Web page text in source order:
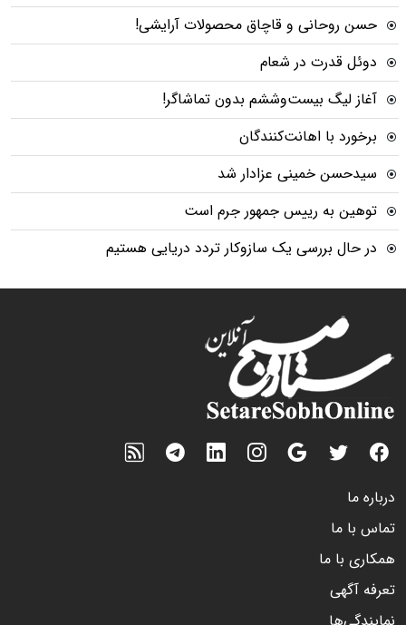
حسن روحانی و قاچاق محصولات آرایشی!
دوئل قدرت در شعام
آغاز لیگ بیست‌وششم بدون تماشاگر!
برخورد با اهانت‌کنندگان
سیدحسن خمینی عزادار شد
توهین به رییس جمهور جرم است
در حال بررسی یک سازوکار تردد دریایی هستیم
درباره ما
تماس با ما
همکاری با ما
تعرفه آگهی